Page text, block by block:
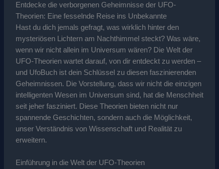
Entdecke die verborgenen Geheimnisse der UFO-
Theorien: Eine fesselnde Reise ins Unbekannte
Hast du dich jemals gefragt, was wirklich hinter den
mysteriösen Lichtern am Nachthimmel steckt? Was wäre,
wenn wir nicht allein im Universum wären? Die Welt der
UFO-Theorien wartet darauf, von dir entdeckt zu werden –
und UfoBuch ist dein Schlüssel zu diesen faszinierenden
Geheimnissen. Die Vorstellung, dass wir nicht die einzigen
intelligenten Wesen im Universum sind, hat die Menschheit
seit jeher fasziniert. Diese Theorien bieten nicht nur
spannende Geschichten, sondern auch die Möglichkeit,
unser Verständnis von Wissenschaft und Realität zu
erweitern.
Einführung in die Welt der UFO-Theorien